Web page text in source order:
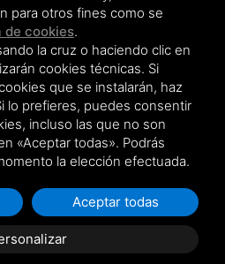
Società Benefit a socio unico p.iva.
policy
| Sitemap
reCAPTCHA v3, Privacy Policy
Terms of
de Google .
para otros fines como se
de cookies.
la cruz o haciendo clic en
cookies técnicas. Si
que se instalarán, haz
lo prefieres, puedes consentir
incluso las que no son
«Aceptar todas». Podrás
la elección efectuada.
Aceptar todas